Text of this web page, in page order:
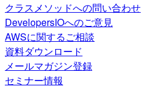
クラスメソッドへの問い合わせ
DevelopersIOへのご意見
AWSに関するご相談
資料ダウンロード
メールマガジン登録
セミナー情報